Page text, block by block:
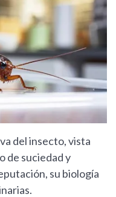
del insecto, vista
de suciedad y
su biología